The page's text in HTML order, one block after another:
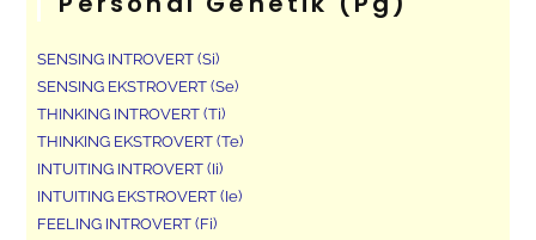
SENSING INTROVERT (Si)
SENSING EKSTROVERT (Se)
THINKING INTROVERT (Ti)
THINKING EKSTROVERT (Te)
INTUITING INTROVERT (Ii)
INTUITING EKSTROVERT (Ie)
FEELING INTROVERT (Fi)